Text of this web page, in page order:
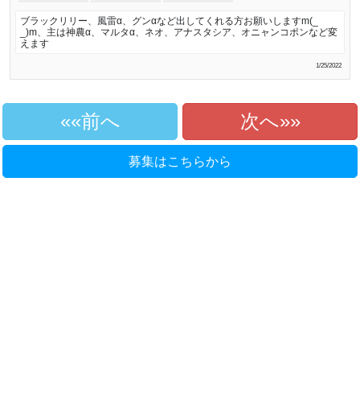
ブラックリリー、風雷α、グンαなど出してくれる方お願いしますm(_
_)m、主は神農α、マルタα、ネオ、アナスタシア、オニャンコポンなど変
えます
1/25/2022
«前へ 次へ»
募集はこちらから